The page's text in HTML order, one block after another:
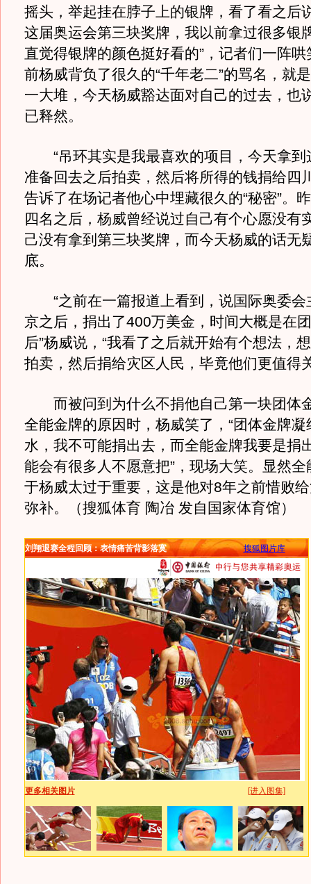
摇头，举起挂在脖子上的银牌，看了看之后
这届奥运会第三块奖牌，我以前拿过很多银
直觉得银牌的颜色挺好看的”，记者们一阵
前杨威背负了很久的“千年老二”的骂名，就
一大堆，今天杨威豁达面对自己的过去，也
已释然。
“吊环其实是我最喜欢的项目，今天拿到
准备回去之后拍卖，然后将所得的钱捐给四
告诉了在场记者他心中埋藏很久的“秘密”。
四名之后，杨威曾经说过自己有个心愿没有
己没有拿到第三块奖牌，而今天杨威的话无
底。
“之前在一篇报道上看到，说国际奥委会
京之后，捐出了400万美金，时间大概是在
后”杨威说，“我看了之后就开始有个想法，
拍卖，然后捐给灾区人民，毕竟他们更值得
而被问到为什么不捐他自己第一块团体
全能金牌的原因时，杨威笑了，“团体金牌
水，我不可能捐出去，而全能金牌我要是捐
能会有很多人不愿意把”，现场大笑。显然
于杨威太过于重要，这是他对8年之前惜败
弥补。（搜狐体育 陶冶 发自国家体育馆
刘翔退赛全程回顾：表情痛苦背影落寞 搜狐图片库
更多相关图片 [进入图集]